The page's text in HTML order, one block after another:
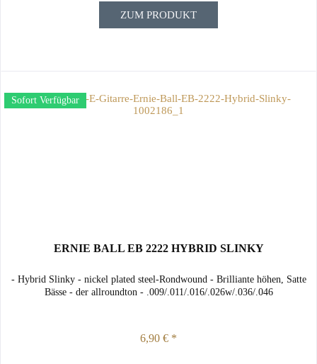
ZUM PRODUKT
Sofort Verfügbar
ERNIE BALL EB 2222 HYBRID SLINKY
- Hybrid Slinky - nickel plated steel-Rondwound - Brilliante höhen, Satte
Bässe - der allroundton - .009/.011/.016/.026w/.036/.046
6,90 € *